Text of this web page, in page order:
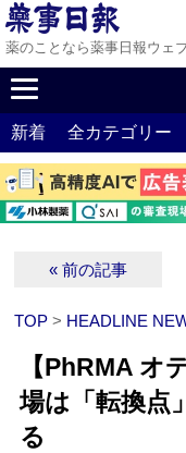
薬のことなら薬事日報ウェ
新着 全カテゴリー
« 前の記事
TOP > HEADLINE
【PhRMA オ
場は「転換点
る